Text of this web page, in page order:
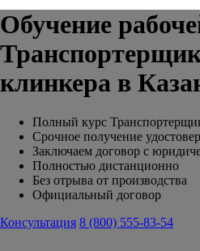
Обучение
клинкера в
Полный курс
Срочное получение
Заключаем договор с
Полностью дистанционно
Без отрыва от производства
Официальный договор
Консультация 8 (800) 555-83-54